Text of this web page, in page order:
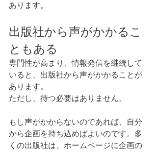
あります。
出版社から声がかかるこ
ともある
専門性が高まり、情報発信を継続して
いると、出版社から声がかかることが
あります。
ただし、待つ必要はありません。
もし声がかからないのであれば、自分
から企画を持ち込めばよいのです。多
くの出版社は、ホームページに企画の